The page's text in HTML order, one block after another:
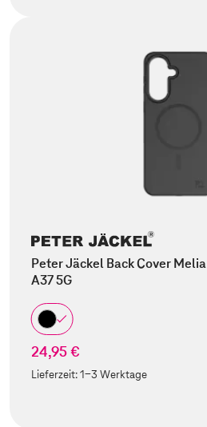
Peter Jäckel Back Cover
A37 5G
24,95 €
Lieferzeit:1-3 Werktage